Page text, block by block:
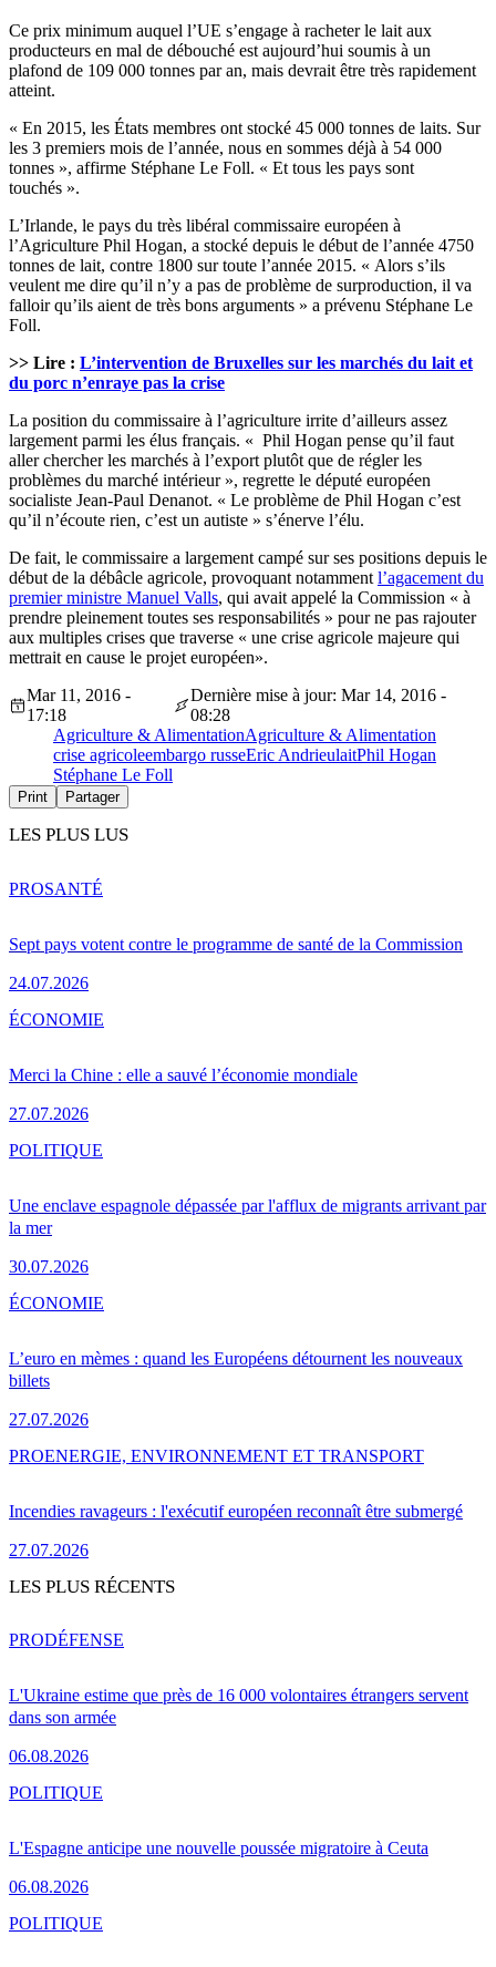
Ce prix minimum auquel l’UE s’engage à racheter le lait aux
producteurs en mal de débouché est aujourd’hui soumis à un
plafond de 109 000 tonnes par an, mais devrait être très rapidement
atteint.
« En 2015, les États membres ont stocké 45 000 tonnes de laits. Sur
les 3 premiers mois de l’année, nous en sommes déjà à 54 000
tonnes », affirme Stéphane Le Foll. « Et tous les pays sont
touchés ».
L’Irlande, le pays du très libéral commissaire européen à
l’Agriculture Phil Hogan, a stocké depuis le début de l’année 4750
tonnes de lait, contre 1800 sur toute l’année 2015. « Alors s’ils
veulent me dire qu’il n’y a pas de problème de surproduction, il va
falloir qu’ils aient de très bons arguments » a prévenu Stéphane Le
Foll.
>> Lire : L’intervention de Bruxelles sur les marchés du lait et
du porc n’enraye pas la crise
La position du commissaire à l’agriculture irrite d’ailleurs assez
largement parmi les élus français. « Phil Hogan pense qu’il faut
aller chercher les marchés à l’export plutôt que de régler les
problèmes du marché intérieur », regrette le député européen
socialiste Jean-Paul Denanot. « Le problème de Phil Hogan c’est
qu’il n’écoute rien, c’est un autiste » s’énerve l’élu.
De fait, le commissaire a largement campé sur ses positions depuis le
début de la débâcle agricole, provoquant notamment l’agacement du
premier ministre Manuel Valls, qui avait appelé la Commission « à
prendre pleinement toutes ses responsabilités » pour ne pas rajouter
aux multiples crises que traverse « une crise agricole majeure qui
mettrait en cause le projet européen».
Mar 11, 2016 -
17:18
Dernière mise à jour: Mar 14, 2016 -
08:28
Agriculture & AlimentationAgriculture & Alimentation
crise agricoleembargo russeEric AndrieulaitPhil Hogan
Stéphane Le Foll
Print Partager
LES PLUS LUS
Sept pays votent contre le programme de santé de la Commission
24.07.2026
PROSANTÉ
Merci la Chine : elle a sauvé l’économie mondiale
27.07.2026
ÉCONOMIE
Une enclave espagnole dépassée par l'afflux de migrants arrivant par
la mer
30.07.2026
POLITIQUE
L’euro en mèmes : quand les Européens détournent les nouveaux
billets
27.07.2026
ÉCONOMIE
Incendies ravageurs : l'exécutif européen reconnaît être submergé
27.07.2026
PROENERGIE, ENVIRONNEMENT ET TRANSPORT
LES PLUS RÉCENTS
L'Ukraine estime que près de 16 000 volontaires étrangers servent
dans son armée
06.08.2026
PRODÉFENSE
L'Espagne anticipe une nouvelle poussée migratoire à Ceuta
06.08.2026
POLITIQUE
POLITIQUE